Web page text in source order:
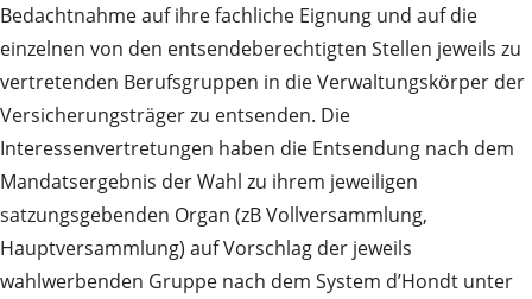
Bedachtnahme auf ihre fachliche Eignung und auf die
einzelnen von den entsendeberechtigten Stellen jeweils zu
vertretenden Berufsgruppen in die Verwaltungskörper der
Versicherungsträger zu entsenden. Die
Interessenvertretungen haben die Entsendung nach dem
Mandatsergebnis der Wahl zu ihrem jeweiligen
satzungsgebenden Organ (zB Vollversammlung,
Hauptversammlung) auf Vorschlag der jeweils
wahlwerbenden Gruppe nach dem System d’Hondt unter